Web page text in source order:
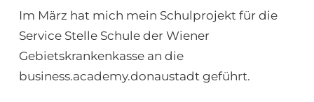
Im März hat mich mein Schulprojekt für die
Service Stelle Schule der Wiener
Gebietskrankenkasse an die
business.academy.donaustadt geführt.